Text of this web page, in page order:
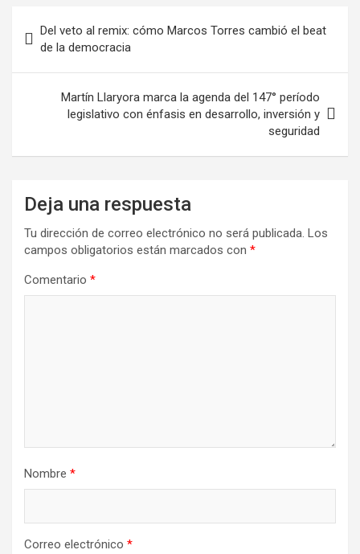
Del veto al remix: cómo Marcos Torres cambió el beat
de la democracia
Martín Llaryora marca la agenda del 147° período
legislativo con énfasis en desarrollo, inversión y
seguridad
Deja una respuesta
Tu dirección de correo electrónico no será publicada. Los
campos obligatorios están marcados con *
Comentario *
Nombre *
Correo electrónico *